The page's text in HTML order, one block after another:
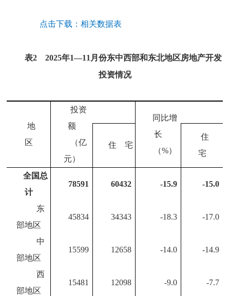
点击下载：相关数据表
表2 2025年1—11 月份东中西部和东北地区房地产开发
投资情况
地
区
投资
额
（亿
元）
同比增
长
（%）
住 宅
住
宅
全国总
计
78591 60432 -15.9 -15.0
东
部地区
45834 34343 -18.3 -17.0
中
部地区
15599 12658 -14.0 -14.9
西
部地区
15481 12098 -9.0 -7.7